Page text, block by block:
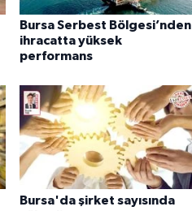
Bursa Serbest Bölgesi’nden
ihracatta yüksek
performans
Bursa'da şirket sayısında